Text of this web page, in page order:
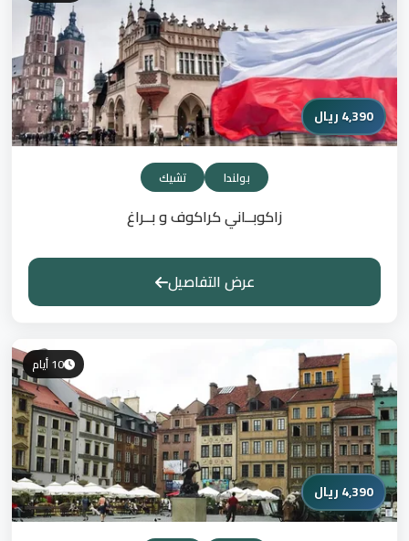
4,390 ريال
بولندا تشيك
زاكوبــاني كراكوف و بــراغ
عرض التفاصيل
10 أيام
4,390 ريال